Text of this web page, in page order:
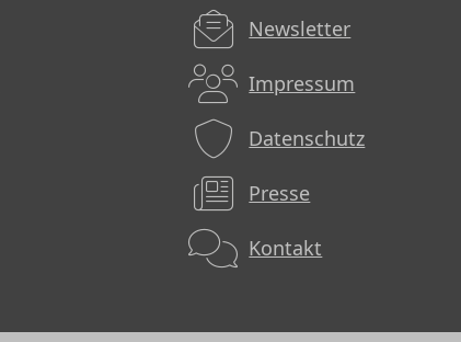
Newsletter
Impressum
Datenschutz
Presse
Kontakt